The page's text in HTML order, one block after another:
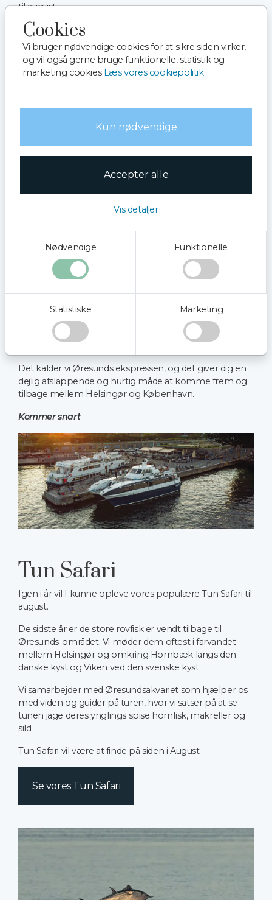
Cookies
Vi bruger nødvendige cookies for at sikre siden virker,
og vil også gerne bruge funktionelle, statistik og
marketing cookies Læs vores cookiepolitik
Kun nødvendige
Accepter alle
Vis detaljer
Nødvendige Funktionelle
Statistiske Marketing
til august.
Det kan både være i form af en udvidet havnerundfart,
samt arrangementer med mad, fest og hygge.
Se vores sommerture på Øresund
Københavner ture
Vi vil løbende have rundturssejladser fra Helsingør havn
Det kalder vi Øresunds ekspressen, og det giver dig en
dejlig afslappende og hurtig måde at komme frem og
tilbage mellem Helsingør og København.
Kommer snart
Tun Safari
Igen i år vil I kunne opleve vores populære Tun Safari til
august.
De sidste år er de store rovfisk er vendt tilbage til
Øresunds-området. Vi møder dem oftest i farvandet
mellem Helsingør og omkring Hornbæk langs den
danske kyst og Viken ved den svenske kyst.
Vi samarbejder med Øresundsakvariet som hjælper os
med viden og guider på turen, hvor vi satser på at se
tunen jage deres ynglings spise hornfisk, makreller og
sild.
Tun Safari vil være at finde på siden i August
Se vores Tun Safari